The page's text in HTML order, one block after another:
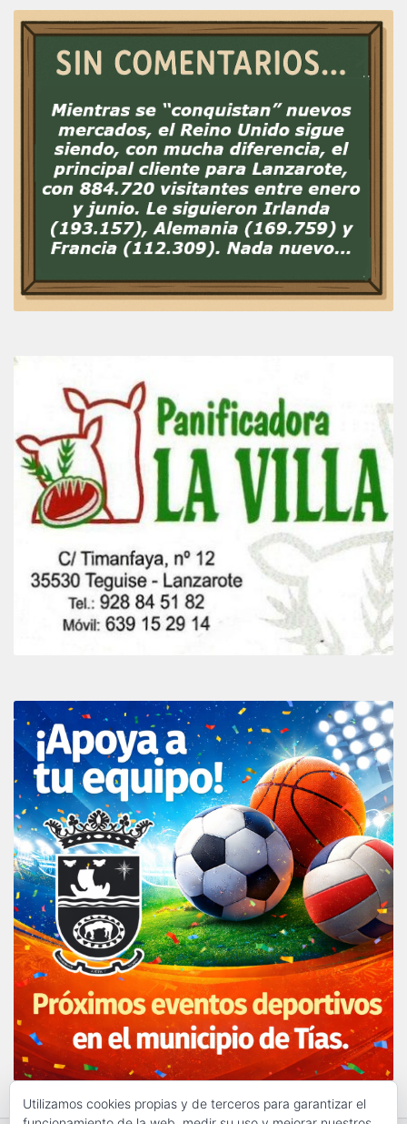
Utilizamos cookies propias y de terceros para garantizar el